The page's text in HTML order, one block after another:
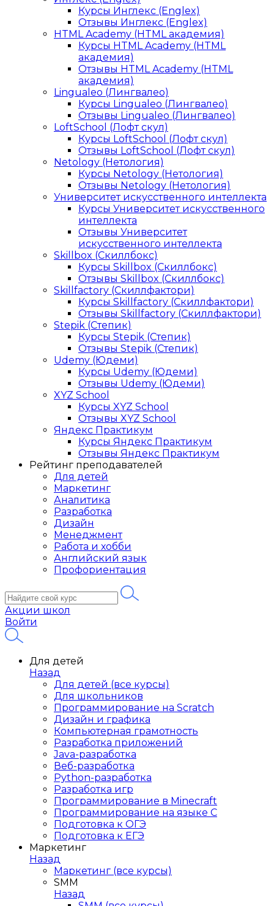
Курсы Инглекс (Englex)
Отзывы Инглекс (Englex)
HTML Academy (HTML академия)
Курсы HTML Academy (HTML
академия)
Отзывы HTML Academy (HTML
академия)
Lingualeo (Лингвалео)
Курсы Lingualeo (Лингвалео)
Отзывы Lingualeo (Лингвалео)
LoftSchool (Лофт скул)
Курсы LoftSchool (Лофт скул)
Отзывы LoftSchool (Лофт скул)
Netology (Нетология)
Курсы Netology (Нетология)
Отзывы Netology (Нетология)
Университет искусственного интеллекта
Курсы Университет искусственного
интеллекта
Отзывы Университет
искусственного интеллекта
Skillbox (Скиллбокс)
Курсы Skillbox (Скиллбокс)
Отзывы Skillbox (Скиллбокс)
Skillfactory (Скиллфактори)
Курсы Skillfactory (Скиллфактори)
Отзывы Skillfactory (Скиллфактори)
Stepik (Степик)
Курсы Stepik (Степик)
Отзывы Stepik (Степик)
Udemy (Юдеми)
Курсы Udemy (Юдеми)
Отзывы Udemy (Юдеми)
XYZ School
Курсы XYZ School
Отзывы XYZ School
Яндекс Практикум
Курсы Яндекс Практикум
Отзывы Яндекс Практикум
Рейтинг преподавателей
Для детей
Маркетинг
Аналитика
Разработка
Дизайн
Менеджмент
Работа и хобби
Английский язык
Профориентация
Акции школ
Войти
Для детей
Назад
Для детей (все курсы)
Для школьников
Программирование на Scratch
Дизайн и графика
Компьютерная грамотность
Разработка приложений
Java-разработка
Веб-разработка
Python-разработка
Разработка игр
Программирование в Minecraft
Программирование на языке C
Подготовка к ОГЭ
Подготовка к ЕГЭ
Маркетинг
Назад
Маркетинг (все курсы)
SMM
Назад